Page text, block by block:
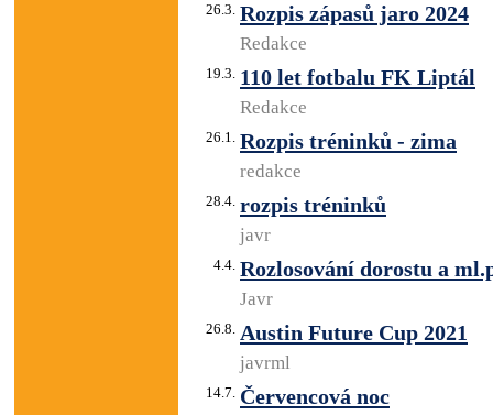
26.3. Rozpis zápasů jaro 2024
Redakce
19.3. 110 let fotbalu FK Liptál
Redakce
26.1. Rozpis tréninků - zima
redakce
28.4. rozpis tréninků
javr
4.4. Rozlosování dorostu a
Javr
26.8. Austin Future Cup 2021
javrml
14.7. Červencová noc